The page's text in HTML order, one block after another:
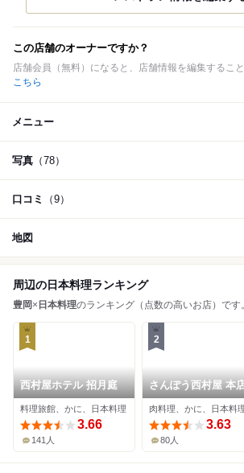
この店舗のオーナーですか？
店舗会員（無料）になると、店舗情報を編集すること
こちら
メニュー
写真 （78）
口コミ （9）
地図
周辺の日本料理ランキング
豊岡 × 日本料理のランキング（点数の高いお店）です。
1
西村屋ホテル 招月庭
料理旅館、かに、日本料理
3.66
141人
2
さんぽう西村屋 本
肉料理、かに、日本料
3.63
80人